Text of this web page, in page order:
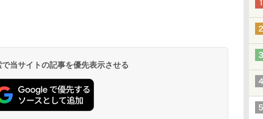
当サイトの記事を優先表示させる